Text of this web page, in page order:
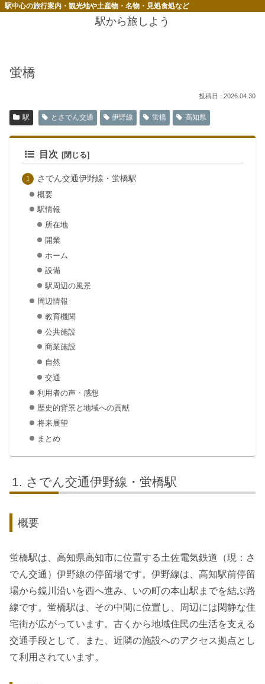
駅中心の旅行案内・観光地や土産物・名物・見処食処など
駅から旅しよう
蛍橋
2026.04.30
駅 とさでん交通 伊野線 蛍橋 高知県
目次
さでん交通伊野線・蛍橋駅
概要
駅情報
所在地
開業
ホーム
設備
駅周辺の風景
周辺情報
教育機関
公共施設
商業施設
自然
交通
利用者の声・感想
歴史的背景と地域への貢献
将来展望
まとめ
さでん交通伊野線・蛍橋駅
概要
蛍橋駅は、高知県高知市に位置する土佐電気鉄道（現：さ
でん交通）伊野線の停留場です。伊野線は、高知駅前停留
場から鏡川沿いを西へ進み、いの町の本山駅までを結ぶ路
線です。蛍橋駅は、その中間に位置し、周辺には閑静な住
宅街が広がっています。古くから地域住民の生活を支える
交通手段として、また、近隣の施設へのアクセス拠点とし
て利用されています。